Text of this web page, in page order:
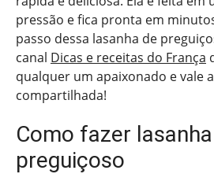
pressão e fica pronta em
passo dessa lasanha de
canal Dicas e receitas do França
qualquer um apaixonado e vale
compartilhada!
Como fazer
preguiçoso